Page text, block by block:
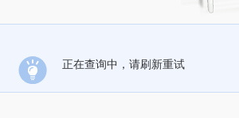
正在查询中，请刷新重试